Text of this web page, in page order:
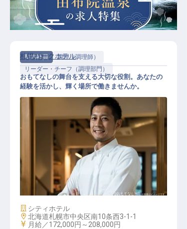
契約社員
調理（調理師）
リーダー・チーフ（調理部門）
ホテルの食器洗浄・管理などの責任
者
札幌パークホテル
おもてなしの舞台を支える大切な役割。あなたの
経験を活かし、輝く場所で働きませんか。
施設業態
シティホテル
勤務地
北海道札幌市中央区南10条西3-1-1
給与
月給／172,000円～ 208,000円